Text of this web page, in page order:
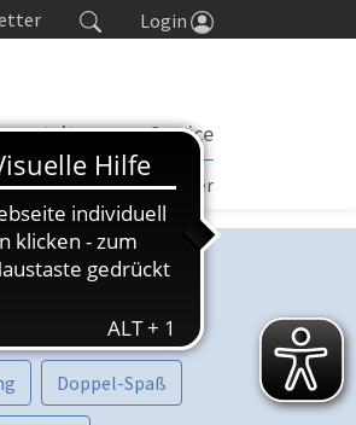
Login
Service
Seminarkalender
Doppel-Spaß